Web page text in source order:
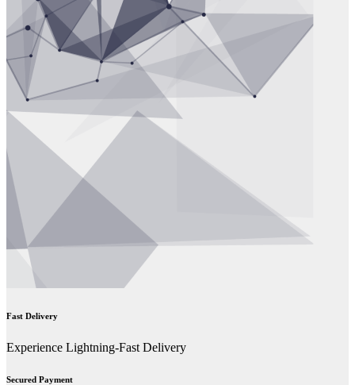
Fast Delivery
Experience Lightning-Fast Delivery
Secured Payment